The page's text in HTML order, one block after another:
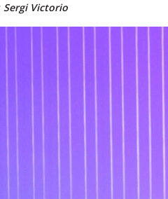
Sergi Victorio